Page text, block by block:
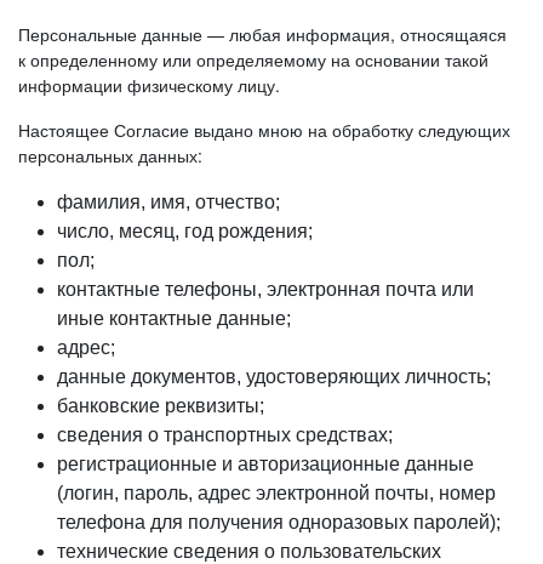
Персональные данные — любая информация, относящаяся
к определенному или определяемому на основании такой
информации физическому лицу.
Настоящее Согласие выдано мною на обработку следующих
персональных данных:
фамилия, имя, отчество;
число, месяц, год рождения;
пол;
контактные телефоны, электронная почта или
иные контактные данные;
адрес;
данные документов, удостоверяющих личность;
банковские реквизиты;
сведения о транспортных средствах;
регистрационные и авторизационные данные
(логин, пароль, адрес электронной почты, номер
телефона для получения одноразовых паролей);
технические сведения о пользовательских